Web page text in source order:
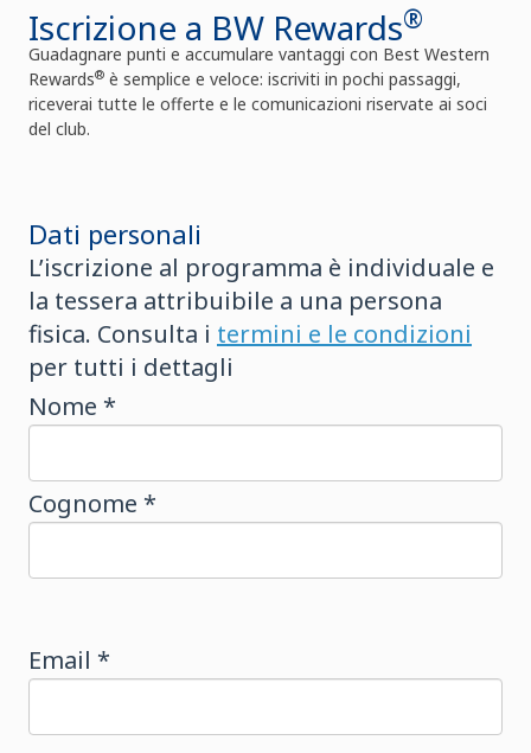
Iscrizione a BW Rewards®
Guadagnare punti e accumulare vantaggi con Best Western
Rewards® è semplice e veloce: iscriviti in pochi passaggi,
riceverai tutte le offerte e le comunicazioni riservate ai soci
del club.
Dati personali
L’iscrizione al programma è individuale e
la tessera attribuibile a una persona
fisica. Consulta i termini e le condizioni
per tutti i dettagli
Nome *
Cognome *
Email *